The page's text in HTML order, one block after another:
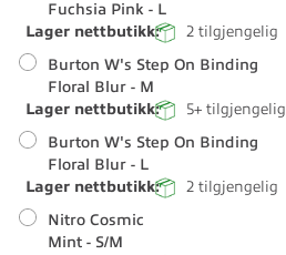
Fuchsia Pink - L
Lager nettbutikk: 2 tilgjengelig
Burton W's Step On Binding
Floral Blur - M
Lager nettbutikk: 5+ tilgjengelig
Burton W's Step On Binding
Floral Blur - L
Lager nettbutikk: 2 tilgjengelig
Nitro Cosmic
Mint - S/M